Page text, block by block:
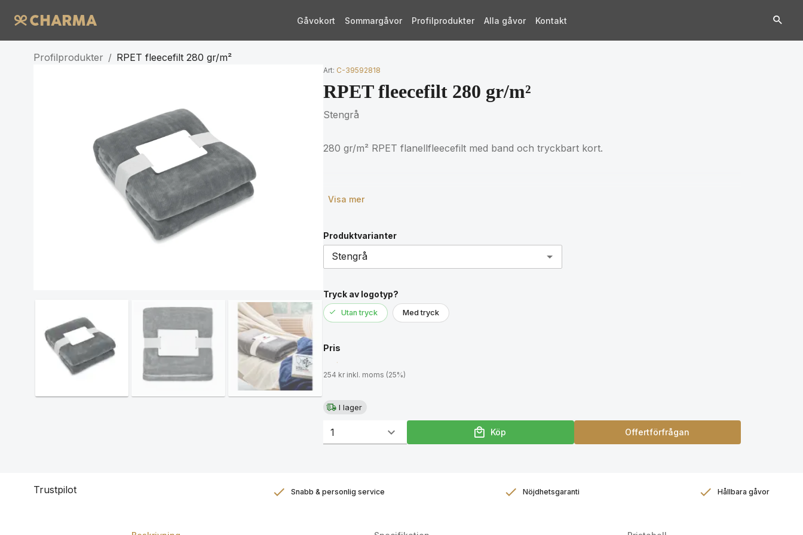
Gåvokort Sommargåvor Profilprodukter Alla gåvor Kontakt
Profilprodukter / RPET fleecefilt 280 gr/m²
Art: C-39592818
RPET fleecefilt 280 gr/m²
Stengrå
280 gr/m² RPET flanellfleecefilt med band och tryckbart kort.
Visa mer
Produktvarianter
Tryck av logotyp?
Utan tryck Med tryck
Pris
254 kr inkl. moms (25%)
I lager
Köp Offertförfrågan
Trustpilot Snabb & personlig service Nöjdhetsgaranti Hållbara gåvor